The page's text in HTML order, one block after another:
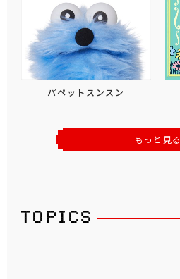
パペットスンスン
もっと見る